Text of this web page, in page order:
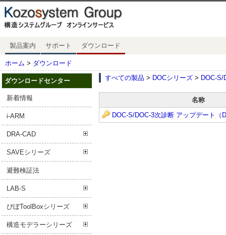
製品案内 サポート ダウンロード
ホーム > ダウンロード
ダウンロードセンター
新着情報
i-ARM
DRA-CAD
SAVEシリーズ
避難検証法
LAB-S
ぴぼToolBoxシリーズ
構造モデラーシリーズ
すべての製品 > DOCシリーズ > DOC-S/
名称
DOC-S/DOC-3次診断 アップデート（